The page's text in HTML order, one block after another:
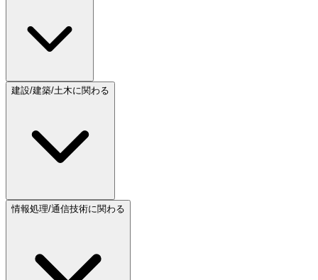
建設/建築/土木に関わる
情報処理/通信技術に関わる